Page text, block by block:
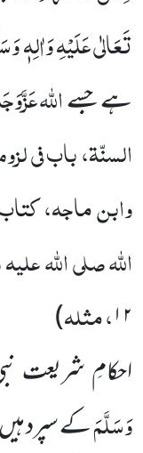
تَعَالٰی عَلَیْہِ وَاٰلِہٖ
ہے جسےاللہ
السنّۃ، باب فی
وابن ماجہ،
اللہ صلی اللہ
۱۲، مثلہ)
احکامِ شریعت
وَسَلَّمَکے سپرد